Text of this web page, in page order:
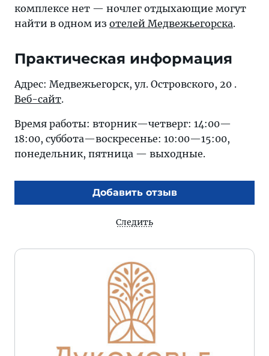
комплексе нет — ночлег отдыхающие могут
найти в одном из отелей Медвежьегорска.
Практическая информация
Адрес: Медвежьегорск, ул. Островского, 20 .
Веб-сайт.
Время работы: вторник—четверг: 14:00—
18:00, суббота—воскресенье: 10:00—15:00,
понедельник, пятница — выходные.
Добавить отзыв
Следить